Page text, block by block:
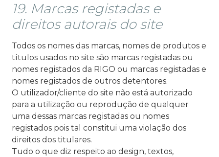
19. Marcas registadas e
direitos autorais do site
Todos os nomes das marcas, nomes de produtos e
títulos usados no site são marcas registadas ou
nomes registados da RIGO ou marcas registadas e
nomes registados de outros detentores.
O utilizador/cliente do site não está autorizado
para a utilização ou reprodução de qualquer
uma dessas marcas registadas ou nomes
registados pois tal constitui uma violação dos
direitos dos titulares.
Tudo o que diz respeito ao design, textos,